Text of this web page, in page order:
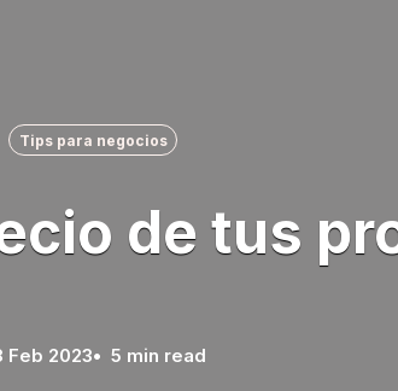
Tips para negocios
de tus
Feb 2023• 5 min read